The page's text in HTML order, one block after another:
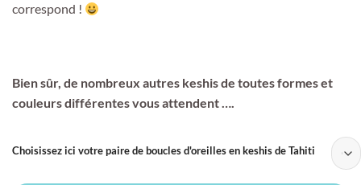
correspond !
Bien sûr, de nombreux autres keshis de toutes formes et
couleurs différentes vous attendent ….
Choisissez ici votre paire de boucles d'oreilles en keshis de Tahiti